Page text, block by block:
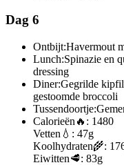
Dag 6
Ontbijt:Havermout
Lunch:Spinazie en
dressing
Diner:Gegrilde
gestoomde broccoli
Tussendoortje:
Calorieën 🔥: 1480
Vetten 💧: 47g
Koolhydraten🌾:
Eiwitten🥩: 83g